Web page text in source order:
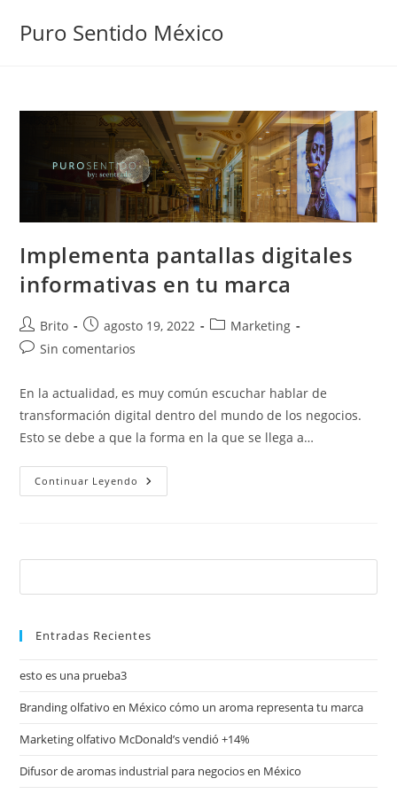
Puro Sentido México
Implementa pantallas digitales
informativas en tu marca
Brito agosto 19, 2022
Marketing
Sin comentarios
En la actualidad, es muy común escuchar hablar de
transformación digital dentro del mundo de los negocios.
Esto se debe a que la forma en la que se llega a…
Continuar Leyendo
Entradas Recientes
esto es una prueba3
Branding olfativo en México cómo un aroma representa tu marca
Marketing olfativo McDonald’s vendió +14%
Difusor de aromas industrial para negocios en México